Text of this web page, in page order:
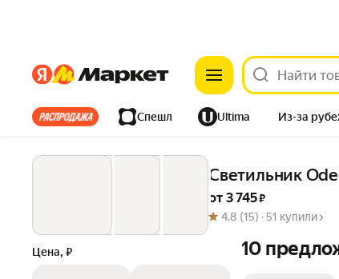
ЯндексЯндекс
Все хиты Спешл Ultima Из-за
Дом Ремонт Детям Красота
Светильник
от 3 745 ₽
4.8 (15) ·51 купили
Цена, ₽ 10